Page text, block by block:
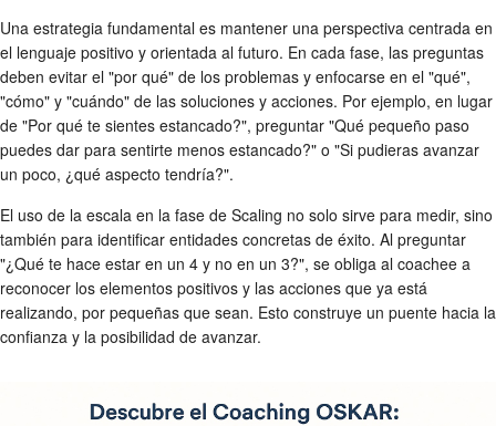
Una estrategia fundamental es mantener una perspectiva centrada en
el lenguaje positivo y orientada al futuro. En cada fase, las preguntas
deben evitar el "por qué" de los problemas y enfocarse en el "qué",
"cómo" y "cuándo" de las soluciones y acciones. Por ejemplo, en lugar
de "Por qué te sientes estancado?", preguntar "Qué pequeño paso
puedes dar para sentirte menos estancado?" o "Si pudieras avanzar
un poco, ¿qué aspecto tendría?".
El uso de la escala en la fase de Scaling no solo sirve para medir, sino
también para identificar entidades concretas de éxito. Al preguntar
"¿Qué te hace estar en un 4 y no en un 3?", se obliga al coachee a
reconocer los elementos positivos y las acciones que ya está
realizando, por pequeñas que sean. Esto construye un puente hacia la
confianza y la posibilidad de avanzar.